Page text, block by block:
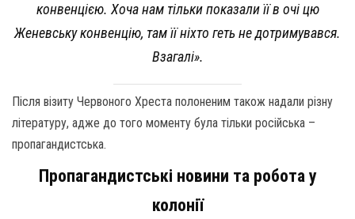
конвенцією. Хоча нам тільки показали її в очі цю
Женевську конвенцію, там її ніхто геть не дотримувався.
Взагалі».
Після візиту Червоного Хреста полоненим також надали різну
літературу, адже до того моменту була тільки російська –
пропагандистська.
Пропагандистські новини та робота у
колонії